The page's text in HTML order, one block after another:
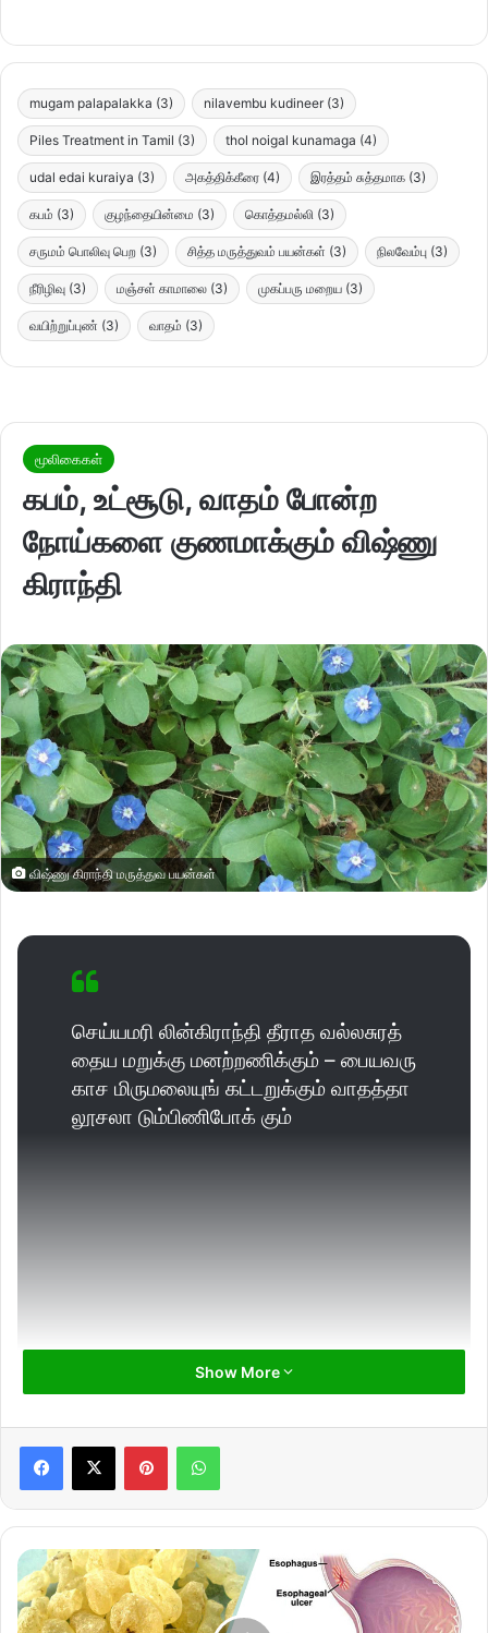
mugam palapalakka (3) nilavembu kudineer (3)
Piles Treatment in Tamil (3) thol noigal kunamaga (4)
udal edai kuraiya (3) அகத்திக்கீரை (4) இரத்தம் சுத்தமாக (3)
கபம் (3) குழந்தையின்மை (3) கொத்தமல்லி (3)
சருமம் பொலிவு பெற (3) சித்த மருத்துவம் பயன்கள் (3) நிலவேம்பு (3)
நீரிழிவு (3) மஞ்சள் காமாலை (3) முகப்பரு மறைய (3)
வயிற்றுப்புண் (3) வாதம் (3)